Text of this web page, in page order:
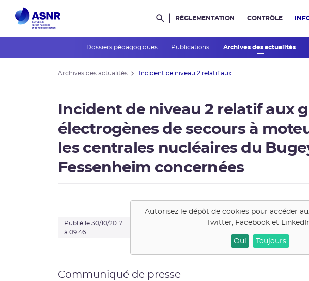
Rechercher dans le site
RÉGLEMENTATION CONTRÔLE
Dossiers pédagogiques Publications Archives des actualités
Archives des actualités Incident de niveau 2 relatif aux ...
Incident de niveau 2 relatif aux
électrogènes de secours à
les centrales nucléaires du
Fessenheim concernées
Publié le 30/10/2017
à 09:46
Autorisez le dépôt de cookies pour accéder
Twitter, Facebook et
Oui Toujours
Communiqué de presse